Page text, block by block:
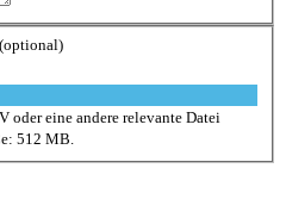
(optional)
oder eine andere relevante Datei
512 MB.